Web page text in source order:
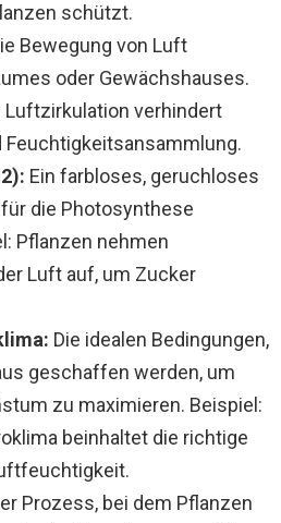
schützt.
Bewegung von Luft
oder Gewächshauses.
Luftzirkulation verhindert
Ein farbloses, geruchloses
die Photosynthese
Pflanzen nehmen
Luft auf, um Zucker
Die idealen Bedingungen,
geschaffen werden, um
zu maximieren. Beispiel:
beinhaltet die richtige
Prozess, bei dem Pflanzen